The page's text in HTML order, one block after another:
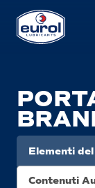
Elementi
Contenuti